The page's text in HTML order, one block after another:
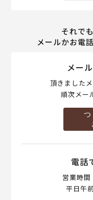
それで
メールかお電
メー
頂きました
順次メー
つ
電話
営業時間
平日午